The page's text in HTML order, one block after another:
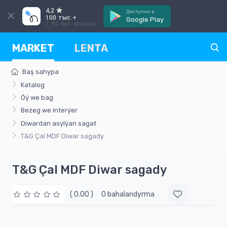
4,2
100 тыс.+
1,92 тыс. отзыва
Доступно в
Google Play
MARKET LENTA
Baş sahypa
Katalog
Öý we bag
Bezeg we interýer
Diwardan asylýan sagat
T&G Çal MDF Diwar sagady
T&G Çal MDF Diwar sagady
( 0.00 ) 0 bahalandyrma